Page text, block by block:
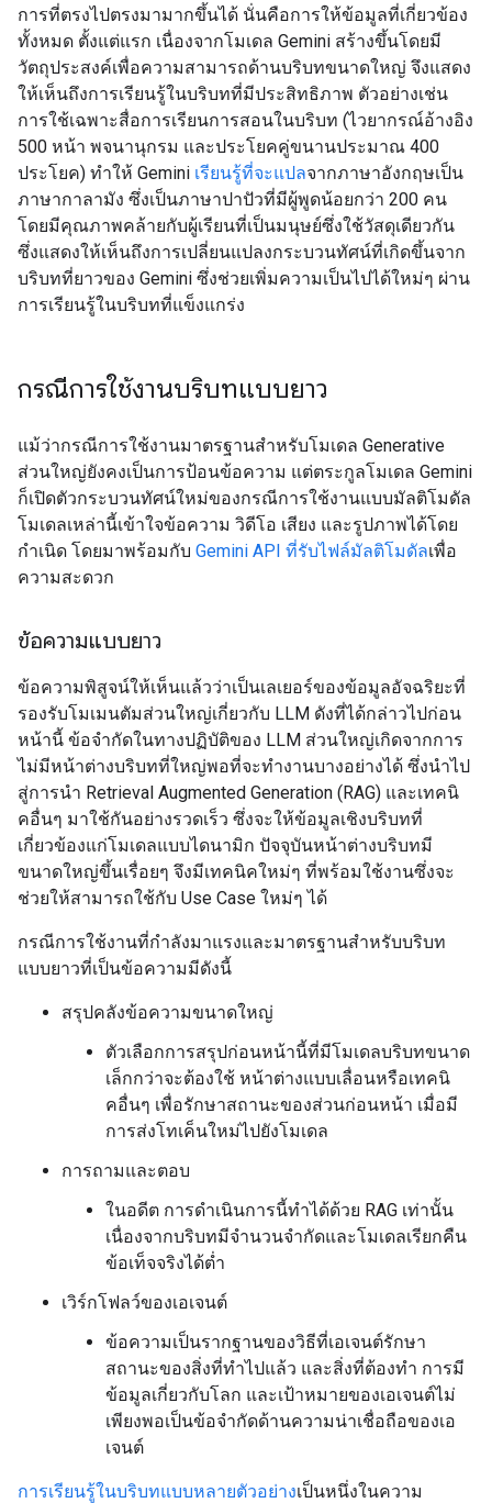
การที่ตรงไปตรงมามากขึ้นได้ นั่นคือการให้ข้อมูลที่เกี่ยวข้อง
ทั้งหมด ตั้งแต่แรก เนื่องจากโมเดล Gemini สร้างขึ้นโดยมี
วัตถุประสงค์เพื่อความสามารถด้านบริบทขนาดใหญ่ จึงแสดง
ให้เห็นถึงการเรียนรู้ในบริบทที่มีประสิทธิภาพ ตัวอย่างเช่น
การใช้เฉพาะสื่อการเรียนการสอนในบริบท (ไวยากรณ์อ้างอิง
500 หน้า พจนานุกรม และประโยคคู่ขนานประมาณ 400
ประโยค) ทำให้ Gemini เรียนรู้ที่จะแปลจากภาษาอังกฤษเป็น
ภาษากาลามัง ซึ่งเป็นภาษาปาปัวที่มีผู้พูดน้อยกว่า 200 คน
โดยมีคุณภาพคล้ายกับผู้เรียนที่เป็นมนุษย์ซึ่งใช้วัสดุเดียวกัน
ซึ่งแสดงให้เห็นถึงการเปลี่ยนแปลงกระบวนทัศน์ที่เกิดขึ้นจาก
บริบทที่ยาวของ Gemini ซึ่งช่วยเพิ่มความเป็นไปได้ใหม่ๆ ผ่าน
การเรียนรู้ในบริบทที่แข็งแกร่ง
กรณีการใช้งานบริบทแบบยาว
แม้ว่ากรณีการใช้งานมาตรฐานสำหรับโมเดล Generative
ส่วนใหญ่ยังคงเป็นการป้อนข้อความ แต่ตระกูลโมเดล Gemini
ก็เปิดตัวกระบวนทัศน์ใหม่ของกรณีการใช้งานแบบมัลติโมดัล
โมเดลเหล่านี้เข้าใจข้อความ วิดีโอ เสียง และรูปภาพได้โดย
กำเนิด โดยมาพร้อมกับ Gemini API ที่รับไฟล์มัลติโมดัลเพื่อ
ความสะดวก
ข้อความแบบยาว
ข้อความพิสูจน์ให้เห็นแล้วว่าเป็นเลเยอร์ของข้อมูลอัจฉริยะที่
รองรับโมเมนตัมส่วนใหญ่เกี่ยวกับ LLM ดังที่ได้กล่าวไปก่อน
หน้านี้ ข้อจำกัดในทางปฏิบัติของ LLM ส่วนใหญ่เกิดจากการ
ไม่มีหน้าต่างบริบทที่ใหญ่พอที่จะทำงานบางอย่างได้ ซึ่งนำไป
สู่การนำ Retrieval Augmented Generation (RAG) และเทคนิ
คอื่นๆ มาใช้กันอย่างรวดเร็ว ซึ่งจะให้ข้อมูลเชิงบริบทที่
เกี่ยวข้องแก่โมเดลแบบไดนามิก ปัจจุบันหน้าต่างบริบทมี
ขนาดใหญ่ขึ้นเรื่อยๆ จึงมีเทคนิคใหม่ๆ ที่พร้อมใช้งานซึ่งจะ
ช่วยให้สามารถใช้กับ Use Case ใหม่ๆ ได้
กรณีการใช้งานที่กำลังมาแรงและมาตรฐานสำหรับบริบท
แบบยาวที่เป็นข้อความมีดังนี้
สรุปคลังข้อความขนาดใหญ่
ตัวเลือกการสรุปก่อนหน้านี้ที่มีโมเดลบริบทขนาด
เล็กกว่าจะต้องใช้ หน้าต่างแบบเลื่อนหรือเทคนิ
คอื่นๆ เพื่อรักษาสถานะของส่วนก่อนหน้า เมื่อมี
การส่งโทเค็นใหม่ไปยังโมเดล
การถามและตอบ
ในอดีต การดำเนินการนี้ทำได้ด้วย RAG เท่านั้น
เนื่องจากบริบทมีจำนวนจำกัดและโมเดลเรียกคืน
ข้อเท็จจริงได้ต่ำ
เวิร์กโฟลว์ของเอเจนต์
ข้อความเป็นรากฐานของวิธีที่เอเจนต์รักษา
สถานะของสิ่งที่ทำไปแล้ว และสิ่งที่ต้องทำ การมี
ข้อมูลเกี่ยวกับโลก และเป้าหมายของเอเจนต์ไม่
เพียงพอเป็นข้อจำกัดด้านความน่าเชื่อถือของเอ
เจนต์
การเรียนรู้ในบริบทแบบหลายตัวอย่างเป็นหนึ่งในความ